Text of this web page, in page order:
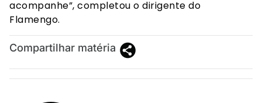
acompanhe”, completou o dirigente do
Flamengo.
Compartilhar matéria